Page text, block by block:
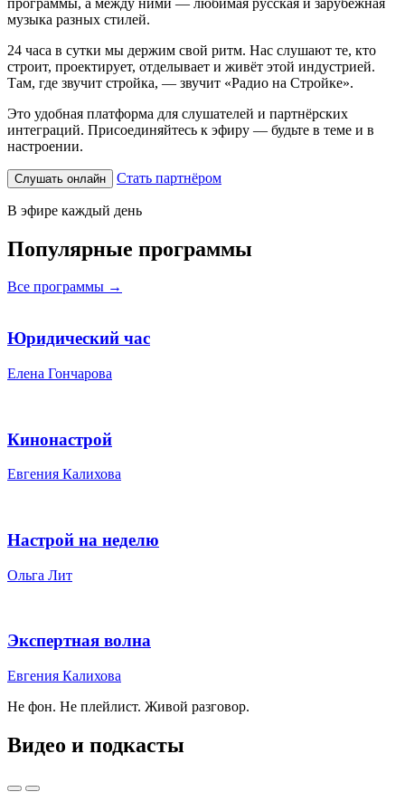
музыка разных стилей.
24 часа в сутки мы держим свой ритм. Нас слушают те, кто
строит, проектирует, отделывает и живёт этой индустрией.
Там, где звучит стройка, — звучит «Радио на Стройке».
Это удобная платформа для слушателей и партнёрских
интеграций. Присоединяйтесь к эфиру — будьте в теме и в
настроении.
Слушать онлайн Стать партнёром
В эфире каждый день
Популярные программы
Все программы →
Юридический час
Елена Гончарова
Кинонастрой
Евгения Калихова
Настрой на неделю
Ольга Лит
Экспертная волна
Евгения Калихова
Не фон. Не плейлист. Живой разговор.
Видео и подкасты